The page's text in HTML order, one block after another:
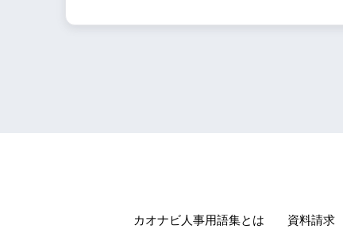
カオナビ人事用語集とは 資料請求